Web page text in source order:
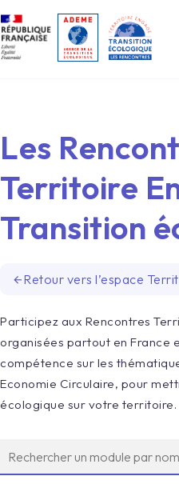
Les
Territoire
Transition
arrow_back Retour vers l’espace
Participez aux Rencontres
organisées partout en France
compétence sur les
Economie Circulaire, pour
écologique sur votre territoire.